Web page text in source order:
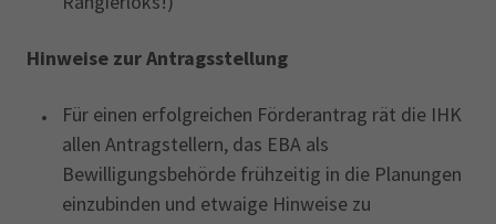
Hinweise zur Antragsstellung
Für einen erfolgreichen Förderantrag rät die IHK
allen Antragstellern, das EBA als
Bewilligungsbehörde frühzeitig in die Planungen
einzubinden und etwaige Hinweise zu